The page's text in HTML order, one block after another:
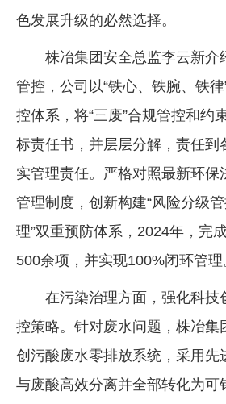
色发展升级的必然选择。
株冶集团安全总监李云新介
管控，公司以“铁心、铁腕、铁
控体系，将“三废”合规管控和约
标责任书，并层层分解，责任到
实管理责任。严格对照最新环保
管理制度，创新构建“风险分级
理”双重预防体系，2024年，完
500余项，并实现100%闭环管理
在污染治理方面，强化科技
控策略。针对废水问题，株冶集
创污酸废水零排放系统，采用先
与废酸高效分离并全部转化为可